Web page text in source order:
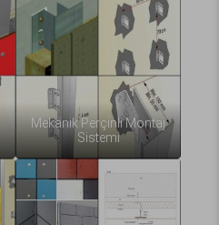
Mekanik Perçinli Montaj
Sistemi